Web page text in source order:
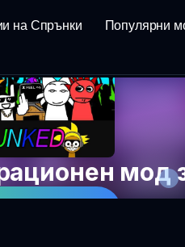
на Спрънки Популярни
мод